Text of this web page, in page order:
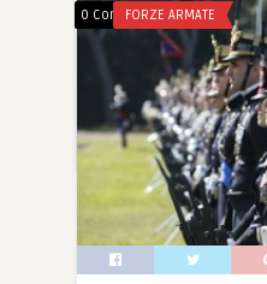
“È deceduto ieri [22
generale Gianfranco
armamenti […]
23 Mag, 2015
0 CommentsFORZE ARMATE